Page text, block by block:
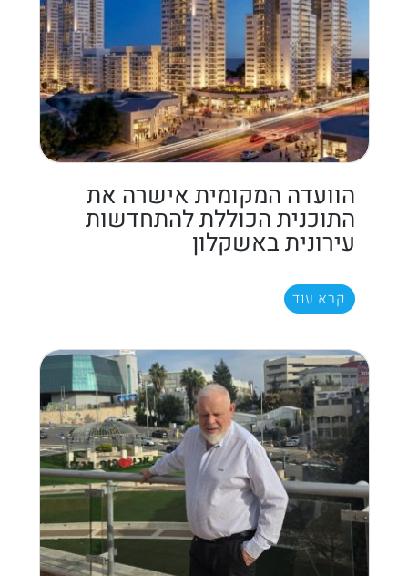
הוועדה המקומית אישרה את
התוכנית הכוללת להתחדשות
עירונית באשקלון
קרא עוד